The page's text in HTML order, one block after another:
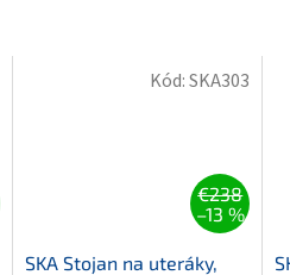
€238
–13 %
SKA Stojan na uteráky,
Kód:SKA303